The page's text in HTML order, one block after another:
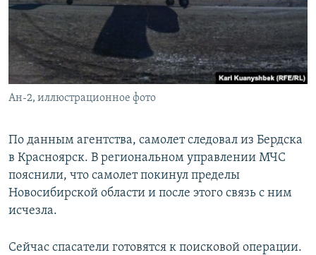
Ан-2, иллюстрационное фото
По данным агентства, самолет следовал из Бердска
в Красноярск. В региональном управлении МЧС
пояснили, что самолет покинул пределы
Новосибирской области и после этого связь с ним
исчезла.
Сейчас спасатели готовятся к поисковой операции.